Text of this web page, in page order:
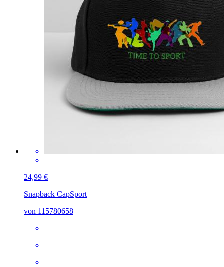
24,99 €
Snapback CapSport
von 115780658